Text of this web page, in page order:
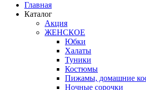
Главная
Каталог
Акция
ЖЕНСКОЕ
Юбки
Халаты
Туники
Костюмы
Пижамы, домашние
Ночные сорочки